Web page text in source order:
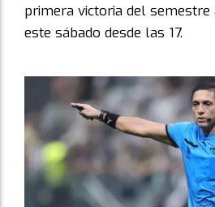
primera victoria del semestre
este sábado desde las 17.